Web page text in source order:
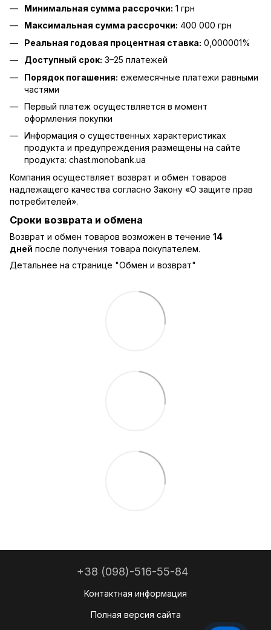
Минимальная сумма рассрочки: 1 грн
Максимальная сумма рассрочки: 400 000 грн
Реальная годовая процентная ставка: 0,000001%
Доступный срок: 3–25 платежей
Порядок погашения: ежемесячные платежи равными
частями
Первый платеж осуществляется в момент
оформления покупки
Информация о существенных характеристиках
продукта и предупреждения размещены на сайте
продукта: chast.monobank.ua
Компания осуществляет возврат и обмен товаров
надлежащего качества согласно Закону «О защите прав
потребителей».
Сроки возврата и обмена
Возврат и обмен товаров возможен в течение 14
дней после получения товара покупателем.
Детальнее на странице "Обмен и возврат"
+38 (098)-516-55-84
Контактная информация
Полная версия сайта